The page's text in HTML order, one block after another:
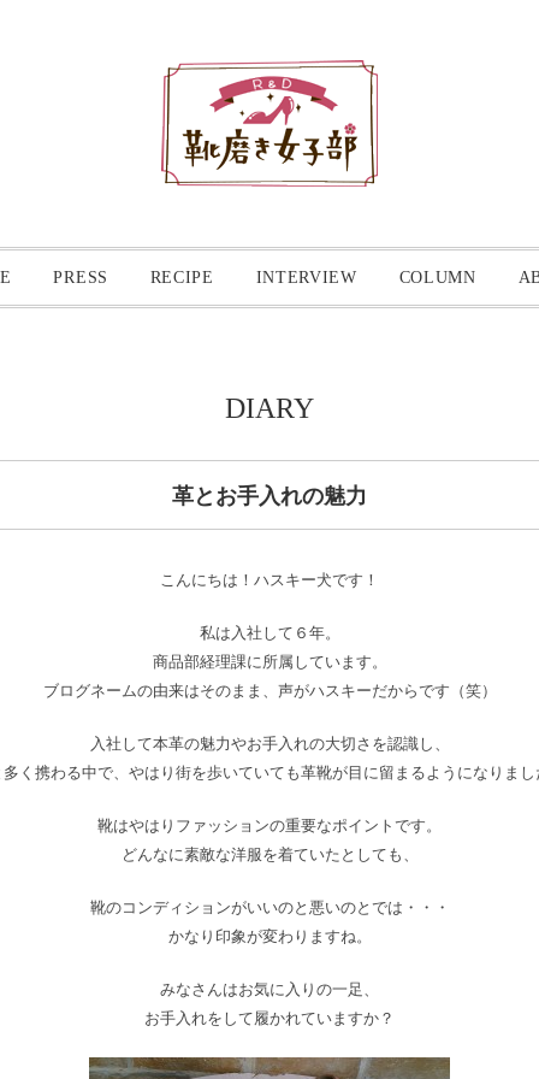
PRESS RECIPE INTERVIEW COLUMN
DIARY
革とお手入れの魅力
こんにちは！ハスキー犬です！
私は入社して６年。
商品部経理課に所属しています。
ブログネームの由来はそのまま、声がハスキーだからです（笑）
入社して本革の魅力やお手入れの大切さを認識し、
多く携わる中で、やはり街を歩いていても革靴が目に留まるようになりまし
靴はやはりファッションの重要なポイントです。
どんなに素敵な洋服を着ていたとしても、
靴のコンディションがいいのと悪いのとでは・・・
かなり印象が変わりますね。
みなさんはお気に入りの一足、
お手入れをして履かれていますか？